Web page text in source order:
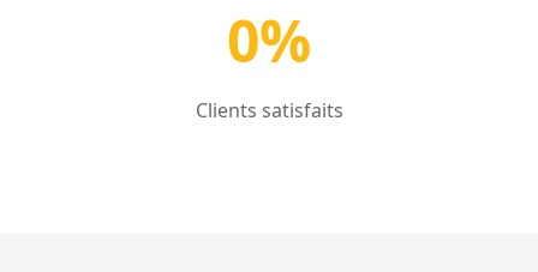
0%
Clients satisfaits